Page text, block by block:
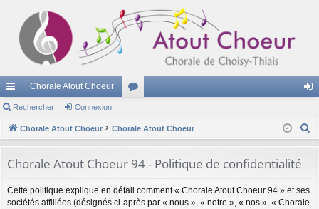
cc
ès
pi
de
Chorale Atout Choeur
u
s
ne
Rechercher Connexion
Chorale Atout Choeur Chorale Atout Choeur
Chorale Atout Choeur 94 - Politique de confidentialité
Cette politique explique en détail comment « Chorale Atout Choeur 94 » et ses
sociétés affiliées (désignés ci-après par « nous », « notre », « nos », « Chorale